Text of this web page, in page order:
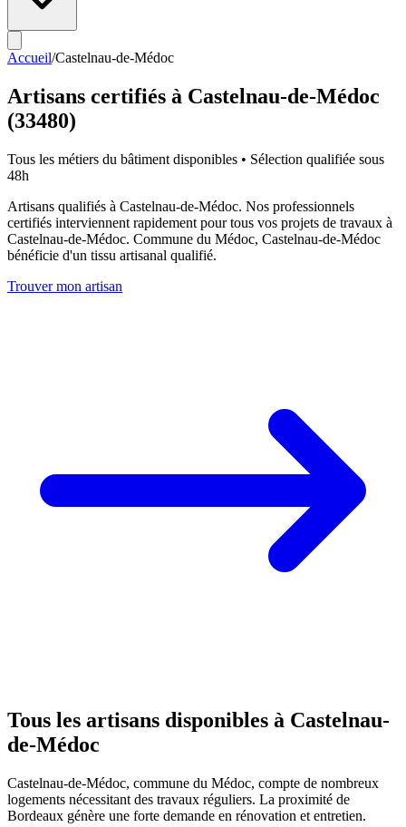
Accueil/Castelnau-de-Médoc
Artisans certifiés à Castelnau-de-Médoc
(33480)
Tous les métiers du bâtiment disponibles • Sélection qualifiée sous
48h
Artisans qualifiés à Castelnau-de-Médoc. Nos professionnels
certifiés interviennent rapidement pour tous vos projets de travaux à
Castelnau-de-Médoc. Commune du Médoc, Castelnau-de-Médoc
bénéficie d'un tissu artisanal qualifié.
Trouver mon artisan
Tous les artisans disponibles à Castelnau-
de-Médoc
Castelnau-de-Médoc, commune du Médoc, compte de nombreux
logements nécessitant des travaux réguliers. La proximité de
Bordeaux génère une forte demande en rénovation et entretien.